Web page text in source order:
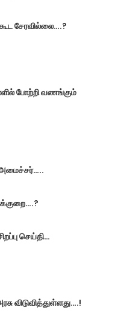
சேரவில்லை….?
போற்றி வணங்கும்
அமைச்சர்…..
செய்தி…
விடுவித்துள்ளது….!